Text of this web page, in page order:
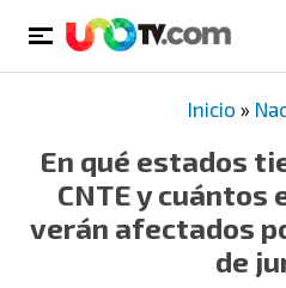
Inicio »
En qué estados
CNTE y
verán afectados
de